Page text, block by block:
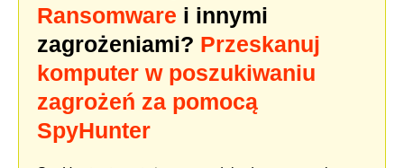
Ransomware i innymi
zagrożeniami? Przeskanuj
komputer w poszukiwaniu
zagrożeń za pomocą
SpyHunter